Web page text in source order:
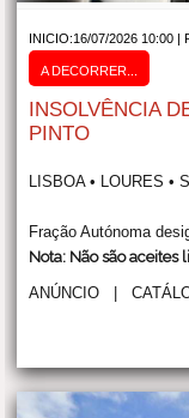
INICIO:16/07/2026 10:00 |
A DECORRER...
INSOLVÊNCIA
PINTO
LISBOA • LOURES •
Fração Autónoma
Nota: Não são aceites
ANÚNCIO |